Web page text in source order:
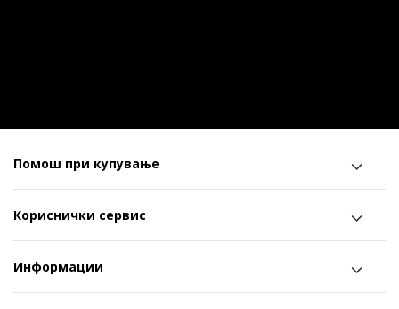
Помош при купување
Кориснички сервис
Информации